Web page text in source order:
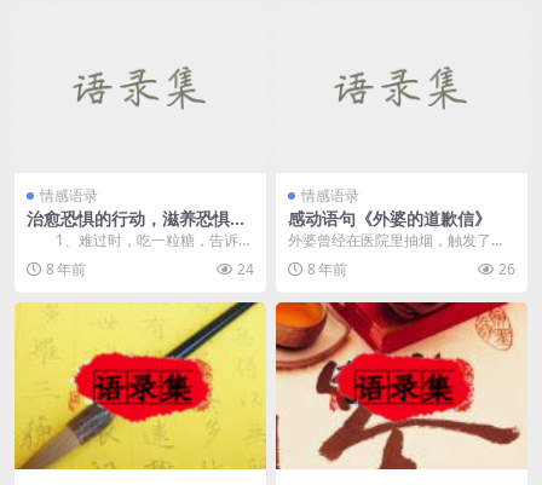
情感语录
治愈恐惧的行动，滋养恐惧的
犹豫
1、难过时，吃一粒糖，告诉自
己生活是甜的！心里的痛，总是借
助文字来化解。也许...
8 年前 24
情感语录
感动语句《外婆的道歉信》
外婆曾经在医院里抽烟，触发了火
灾报警器，保安强制她灭烟时，她
大声咆哮道：&ldq...
8 年前 26